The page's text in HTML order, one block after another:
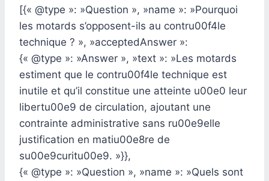
[{« @type »: »Question », »name »: »Pourquoi
les motards s’opposent-ils au contru00f4le
technique ? », »acceptedAnswer »:
{« @type »: »Answer », »text »: »Les motards
estiment que le contru00f4le technique est
inutile et qu’il constitue une atteinte u00e0 leur
libertu00e9 de circulation, ajoutant une
contrainte administrative sans ru00e9elle
justification en matiu00e8re de
su00e9curitu00e9. »}},
{« @type »: »Question », »name »: »Quels sont